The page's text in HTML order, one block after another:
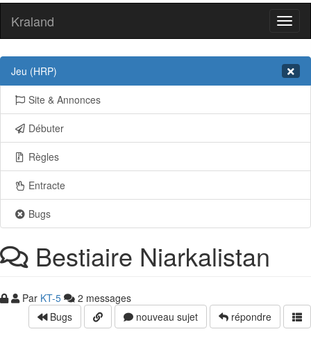
Kraland
Jeu (HRP)
Site & Annonces
Débuter
Règles
Entracte
Bugs
Bestiaire Niarkalistan
Par KT-5
2 messages
Bugs
nouveau sujet répondre